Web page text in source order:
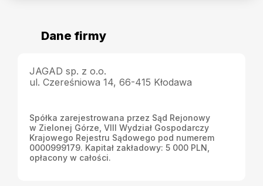
Dane firmy
JAGAD sp. z o.o.
ul. Czereśniowa 14, 66-415 Kłodawa
Spółka zarejestrowana przez Sąd Rejonowy
w Zielonej Górze, VIII Wydział Gospodarczy
Krajowego Rejestru Sądowego pod numerem
0000999179. Kapitał zakładowy: 5 000 PLN,
opłacony w całości.